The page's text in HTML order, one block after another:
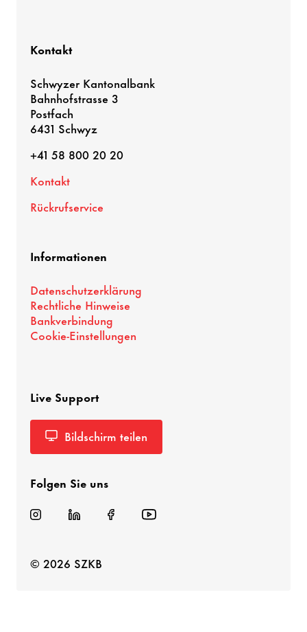
Kontakt
Schwyzer Kantonalbank
Bahnhofstrasse 3
Postfach
6431 Schwyz
+41 58 800 20 20
Kontakt
Rückrufservice
Informationen
Datenschutzerklärung
Rechtliche Hinweise
Bankverbindung
Cookie-Einstellungen
Live Support
Bildschirm teilen
Folgen Sie uns
© 2026 SZKB